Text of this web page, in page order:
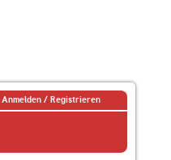
Anmelden / Registrieren